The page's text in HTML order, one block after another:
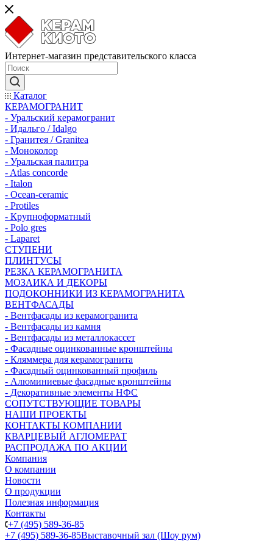
Интернет-магазин представительского класса
Каталог
КЕРАМОГРАНИТ
- Уральский керамогранит
- Идальго / Idalgo
- Гранитея / Granitea
- Моноколор
- Уральская палитра
- Atlas concorde
- Italon
- Ocean-ceramic
- Protiles
- Крупноформатный
- Polo gres
- Laparet
СТУПЕНИ
ПЛИНТУСЫ
РЕЗКА КЕРАМОГРАНИТА
МОЗАИКА И ДЕКОРЫ
ПОДОКОННИКИ ИЗ КЕРАМОГРАНИТА
ВЕНТФАСАДЫ
- Вентфасады из керамогранита
- Вентфасады из камня
- Вентфасады из металлокассет
- Фасадные оцинкованные кронштейны
- Кляммера для керамогранита
- Фасадный оцинкованный профиль
- Алюминиевые фасадные кронштейны
- Декоративные элементы НФС
СОПУТСТВУЮЩИЕ ТОВАРЫ
НАШИ ПРОЕКТЫ
КОНТАКТЫ КОМПАНИИ
КВАРЦЕВЫЙ АГЛОМЕРАТ
РАСПРОДАЖА ПО АКЦИИ
Компания
О компании
Новости
О продукции
Полезная информация
Контакты
+7 (495) 589-36-85
+7 (495) 589-36-85Выставочный зал (Шоу рум)